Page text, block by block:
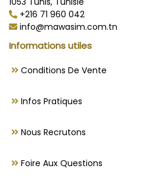
+216 71 960 042
info@mawasim.com.tn
Informations utiles
Conditions De Vente
Infos Pratiques
Nous Recrutons
Foire Aux Questions